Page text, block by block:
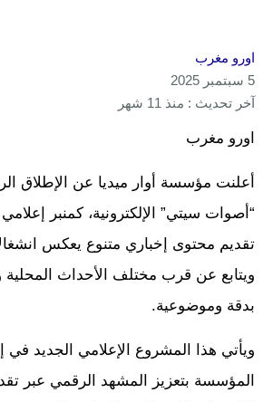
اورو مغرب
5 سبتمبر 2025
آخر تحديث : منذ 11 شهر
اورو مغرب
أعلنت مؤسسة أوار ميديا عن الإطلاق
“أصوات سيتي” الإلكترونية، كمنبر
تقديم محتوى إخباري متنوع يعكس
ويتابع عن قرب مختلف الأحداث المحلية
بدقة وموضوعية.
ويأتي هذا المشروع الإعلامي الجديد في
المؤسسة بتعزيز المشهد الرقمي عبر